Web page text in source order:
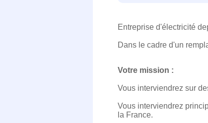
Entreprise d'électricité
Dans le cadre d'un
Votre mission :
Vous interviendrez sur
Vous interviendrez
la France.